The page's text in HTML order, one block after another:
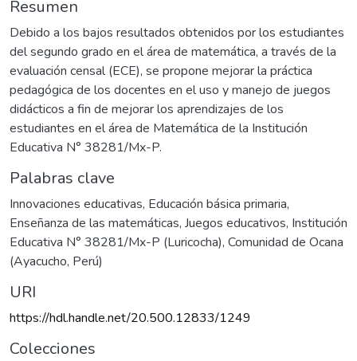
Resumen
Debido a los bajos resultados obtenidos por los estudiantes
del segundo grado en el área de matemática, a través de la
evaluación censal (ECE), se propone mejorar la práctica
pedagógica de los docentes en el uso y manejo de juegos
didácticos a fin de mejorar los aprendizajes de los
estudiantes en el área de Matemática de la Institución
Educativa N° 38281/Mx-P.
Palabras clave
Innovaciones educativas, Educación básica primaria,
Enseñanza de las matemáticas, Juegos educativos, Institución
Educativa N° 38281/Mx-P (Luricocha), Comunidad de Ocana
(Ayacucho, Perú)
URI
https://hdl.handle.net/20.500.12833/1249
Colecciones